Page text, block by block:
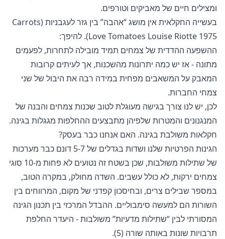
ומצילים חיים של מאביקים וטורפים.
בעשייה החקלאית אין מושג “אהבה” בין גזר לעגבניות (Carrots
Love Tomatoes Louise Riotte 1975). להיפך:
ההשפעה ההדדית של צמחים תמיד מובילה לתחרות, לפעמים
מתונה - אז יש כמה יתרונות מהשכנות, אך לעיתים קרובות
המאבק על המשאבים מפחית במידה רבה את היבול של שני
צמחי החברות.
לכן, יש לנו צורך בגישה מעוגלת לטוב שכנות צמחים והבנה של
המנגנונים והמטרות שלפיהן מתבצעים ההחלפות מגגלות בגינה.
חקלאות משולבת בגינה. האם אנחנו כבר בעסק?
הגינות הפרטיות שלנו ושדות בגדלים של 5-7 דונם כבר מערכות
של שתילות משולבות, שכן בשטח זה נטועים לא פחות מ-10 סוגי
צמחים ירקות, לא כולל עשבים. השדה מחולק, במקרה הטוב,
במספר שבילים צרים, ובחיסכון קפדני של מקום, המרווחים בין
השורות הם למעשה סימבוליים. ההבדל המרכזי בין תכנון הגינה
המסורתי לבין “שתילות מדעיות” משולבות - היעדר החלפת
תרבויות שונות באותה שורה (5).